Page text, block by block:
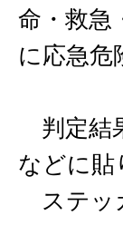
命・救急
に応急危
判定結
などに貼
ステッ